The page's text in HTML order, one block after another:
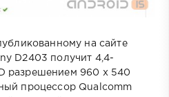
на сайте
D2403 получит 4,4-
разрешением 960 х 540
процессор Qualcomm